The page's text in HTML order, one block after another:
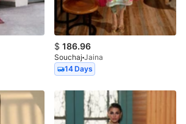
$ 186.96
Souchaj Jaina
14 Days